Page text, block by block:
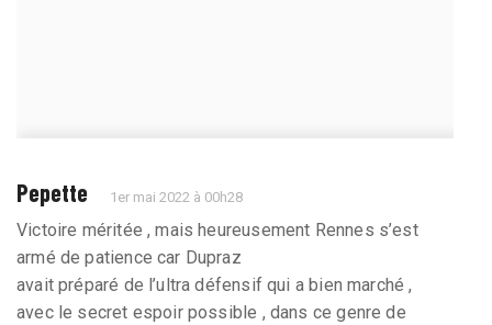
Pepette 1er mai 2022 à 00h28
Victoire méritée , mais heureusement Rennes s’est
armé de patience car Dupraz
avait préparé de l’ultra défensif qui a bien marché ,
avec le secret espoir possible , dans ce genre de